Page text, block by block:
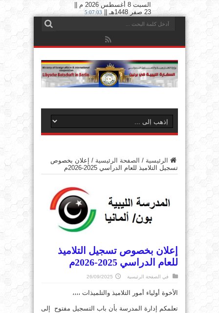
السبت 8 أغسطس 2026 م ||
23 صفر 1448هـ ||
5:07:04
الرئيسية / الصفحة الرئيسية / إعلان بخصوص
تسجيل التلاميذ للعام الدراسي 2025-2026م
إعلان بخصوص تسجيل التلاميذ
للعام الدراسي 2025-2026م
في الصفحة الرئيسية 26/09/2025
الأخوة أولياء أمور التلاميذ والتلميذات ،،،،
تعلمكم إدارة المدرسة بأن باب التسجيل مفتوح إلى